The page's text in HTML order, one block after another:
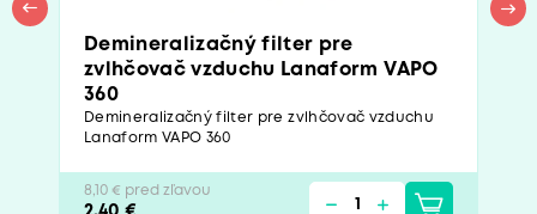
Demineralizačný filter pre
zvlhčovač vzduchu Lanaform VAPO
360
Demineralizačný filter pre zvlhčovač vzduchu
Lanaform VAPO 360
8,10 € pred zľavou